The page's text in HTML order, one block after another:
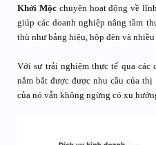
Khởi Mộc chuyên hoạt động về
giúp các doanh nghiệp nâng tầm
thù như bảng hiệu, hộp đèn và nhiều
Với sự trải nghiệm thực tế qua các
nắm bắt được được nhu cầu của
của nó vẫn không ngừng có xu